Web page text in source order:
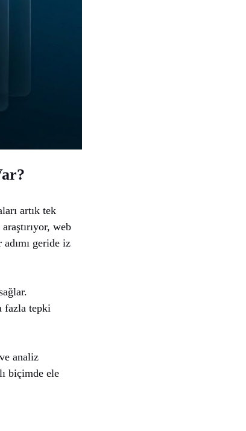
artık tek
web
geride iz
fazla tepki
analiz
biçimde ele